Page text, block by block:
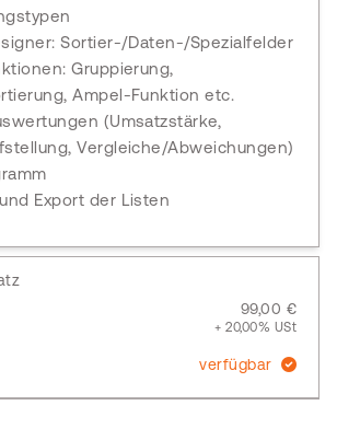
Sortier-/Daten-/Spezialfelder
Gruppierung,
Ampel-Funktion etc.
(Umsatzstärke,
Vergleiche/Abweichungen)
Export der Listen
99,00 €
+ 20,00% USt
verfügbar